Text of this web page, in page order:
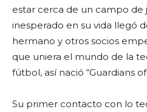
estar cerca de un campo de
inesperado en su vida llegó
hermano y otros socios
que uniera el mundo de la
fútbol, así nació “Guardians
Su primer contacto con lo